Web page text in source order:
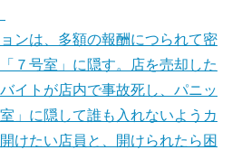
ンは、多額の報酬につられて密
７号室」に隠す。店を売却した
イトが店内で事故死し、パニッ
」に隠して誰も入れないようカ
けたい店員と、開けられたら困